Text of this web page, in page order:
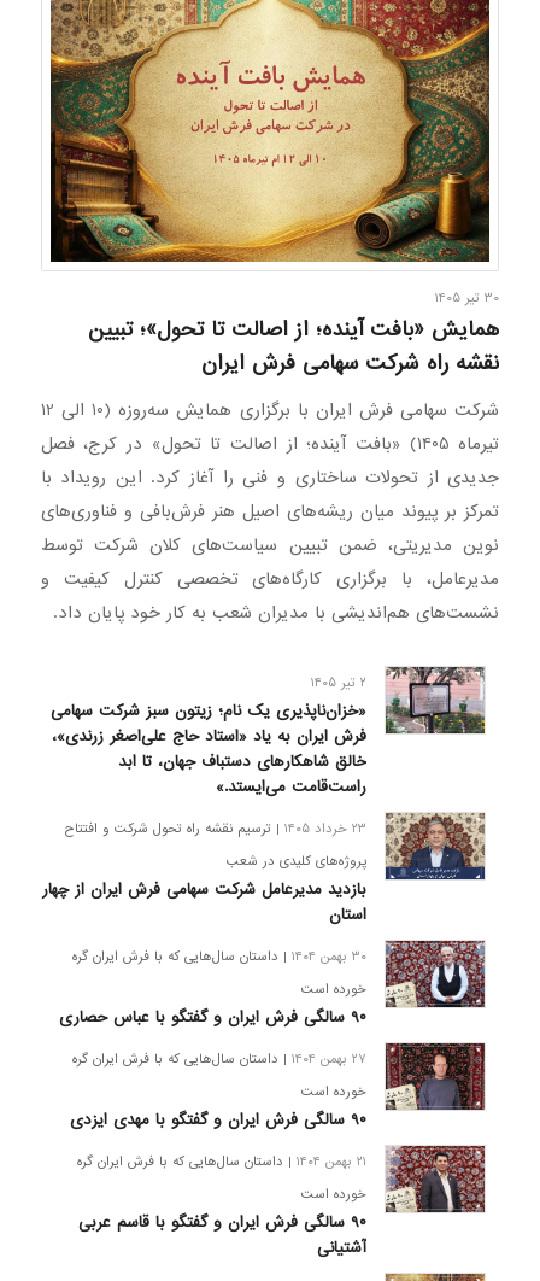
۳۰ تیر ۱۴۰۵
همایش «بافت آینده؛ از اصالت تا تحول»؛ تبیین
نقشه راه شرکت سهامی فرش ایران
شرکت سهامی فرش ایران با برگزاری همایش سه‌روزه (10 الی 12
تیرماه 1405) «بافت آینده؛ از اصالت تا تحول» در کرج، فصل
جدیدی از تحولات ساختاری و فنی را آغاز کرد. این رویداد با
تمرکز بر پیوند میان ریشه‌های اصیل هنر فرش‌بافی و فناوری‌های
نوین مدیریتی، ضمن تبیین سیاست‌های کلان شرکت توسط
مدیرعامل، با برگزاری کارگاه‌های تخصصی کنترل کیفیت و
نشست‌های هم‌اندیشی با مدیران شعب به کار خود پایان داد.
۲ تیر ۱۴۰۵
«خزان‌ناپذیری یک نام؛ زیتون سبز شرکت سهامی
فرش ایران به یاد «استاد حاج علی‌اصغر زرندی»،
خالق شاهکارهای دستباف جهان، تا ابد
راست‌قامت می‌ایستد.»
۲۳ خرداد ۱۴۰۵
| ترسیم نقشه راه تحول شرکت و افتتاح
پروژه‌های کلیدی در شعب
بازدید مدیرعامل شرکت سهامی فرش ایران از چهار
استان
۳۰ بهمن ۱۴۰۴
| داستان سال‌هایی که با فرش ایران گره
خورده است
۹۰ سالگی فرش ایران و گفتگو با عباس حصاری
۲۷ بهمن ۱۴۰۴
| داستان سال‌هایی که با فرش ایران گره
خورده است
۹۰ سالگی فرش ایران و گفتگو با مهدی ایزدی
۲۱ بهمن ۱۴۰۴
| داستان سال‌هایی که با فرش ایران گره
خورده است
۹۰ سالگی فرش ایران و گفتگو با قاسم عربی
آشتیانی